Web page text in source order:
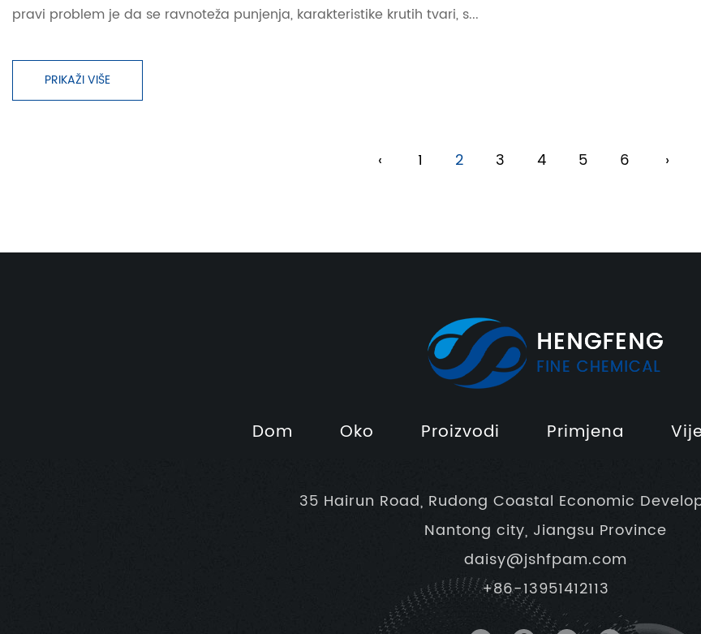
pravi problem je da se ravnoteža punjenja, karakteristike krutih tvari, s...
PRIKAŽI VIŠE
‹ 1 2 3 4 5 6 ›
Dom Oko Proizvodi Primjena
35 Hairun Road, Rudong Coastal Economic
Nantong city, Jiangsu Province
daisy@jshfpam.com
+86-13951412113